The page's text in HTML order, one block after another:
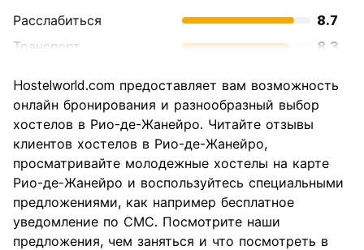
Расслабиться
8.7
Транспорт
8.3
достопримечательностей
9.3
Культура
Ночная жизнь
Соотношение цены и
качества
7.5
Hostelworld.com предоставляет вам возможность
онлайн бронирования и разнообразный выбор
хостелов в Рио-де-Жанейро. Читайте отзывы
клиентов хостелов в Рио-де-Жанейро,
просматривайте молодежные хостелы на карте
Рио-де-Жанейро и воспользуйтесь специальными
предложениями, как например бесплатное
уведомление по СМС. Посмотрите наши
предложения, чем заняться и что посмотреть в